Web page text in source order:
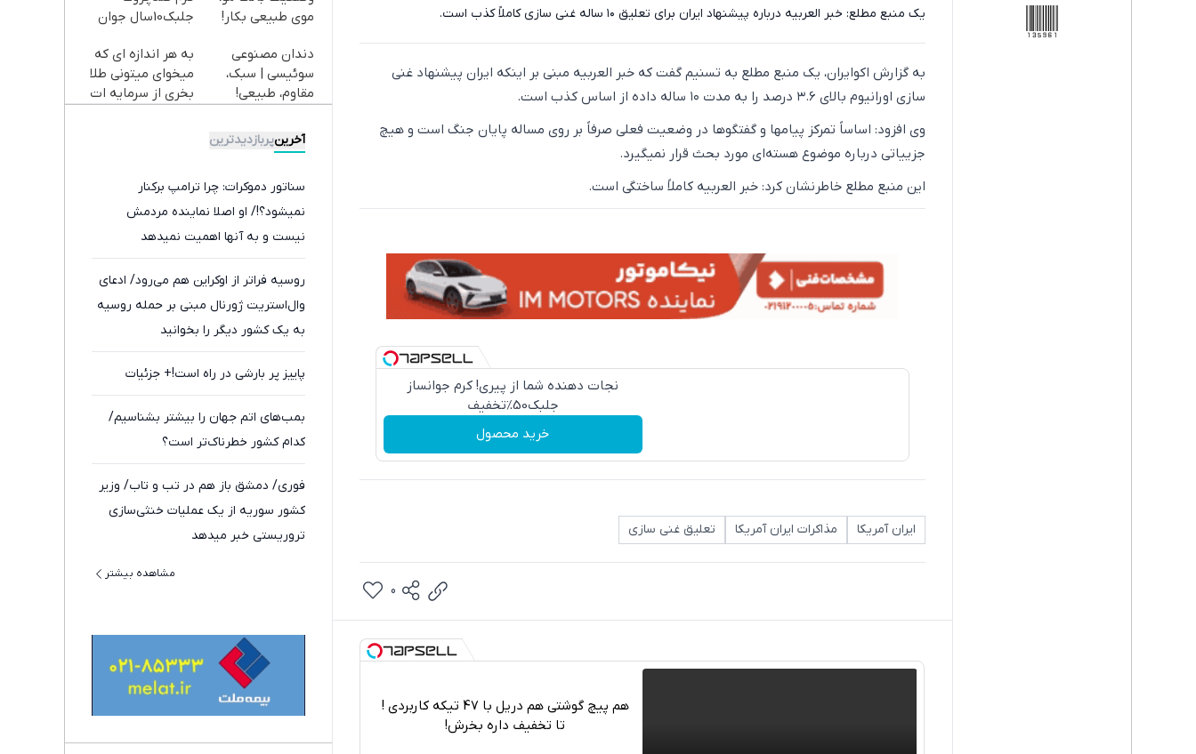
یک منبع مطلع: خبر العربیه درباره پیشنهاد ایران برای تعلیق ۱۰ ساله غنی سازی کاملاً کذب است.
به گزارش اکوایران، یک منبع مطلع به تسنیم گفت که خبر العربیه مبنی بر اینکه ایران پیشنهاد غنی
سازی اورانیوم بالای ۳.۶ درصد را به مدت ۱۰ ساله داده از اساس کذب است.
وی افزود: اساساً تمرکز پیامها و گفتگوها در وضعیت فعلی صرفاً بر روی مساله پایان جنگ است و هیچ
جزییاتی درباره موضوع هسته‌ای مورد بحث قرار نمیگیرد.
این منبع مطلع خاطرنشان کرد: خبر العربیه کاملاً ساختگی است.
نجات دهنده شما از پیری! کرم جوانساز
جلبک50%تخفیف
خرید محصول
ایران آمریکا مذاکرات ایران آمریکا تعلیق غنی سازی
تلگرام
0
هم پیچ گوشتی هم دریل با 47 تیکه کاربردی !
تا تخفیف داره بخرش!
موی طبیعی بکار!
جلبک10سال جوان
تخفیف)
دندان مصنوعی
سوئیسی | سبک،
مقاوم، طبیعی!
رایگان+پرداخت
اقساطی😍
به هر اندازه ای که
میخوای میتونی طلا
بخری از سرمایه ات
آخرینپربازدیدترین
سناتور دموکرات: چرا ترامپ برکنار
نمیشود؟!/ او اصلا نماینده مردمش
نیست و به آنها اهمیت نمیدهد
روسیه فراتر از اوکراین هم می‌رود/ ادعای
وال‌استریت ژورنال مبنی بر حمله روسیه
به یک کشور دیگر را بخوانید
پاییز پر بارشی در راه است!+ جزئیات
بمب‌های اتم جهان را بیشتر بشناسیم/
کدام کشور خطرناک‌تر است؟
فوری/ دمشق باز هم در تب و تاب/ وزیر
کشور سوریه از یک عملیات خنثی‌سازی
تروریستی خبر میدهد
مشاهده بیشتر